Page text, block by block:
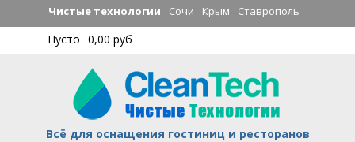
Перейти к
основному
содержанию
Чистые технологии Сочи Крым Ставрополь
Пусто 0,00 руб
Всё для оснащения гостиниц и ресторанов